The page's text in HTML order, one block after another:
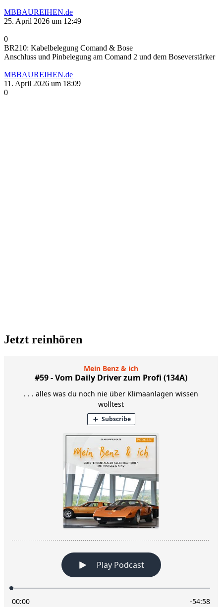
MBBAUREIHEN.de
25. April 2026 um 12:49
0
BR210: Kabelbelegung Comand & Bose
Anschluss und Pinbelegung am Comand 2 und dem Boseverstärker
MBBAUREIHEN.de
11. April 2026 um 18:09
0
Jetzt reinhören